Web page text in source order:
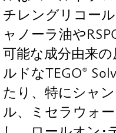
チレングリコー
ャノーラ油や
可能な成分由来
ルドなTEGO®
たり、特にシャ
ル、ミセラウォ